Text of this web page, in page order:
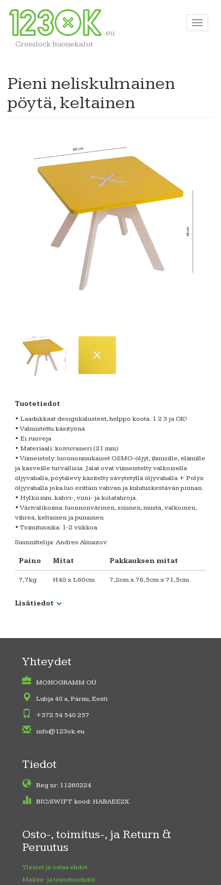
Crosslock huonekalut
Pieni neliskulmainen
pöytä, keltainen
Tuotetiedot
• Laadukkaat designkalusteet, helppo koota. 1 2 3 ja OK!
• Valmistettu käsityönä
• Ei ruuveja
• Materiaali: koivuvaneri (21 mm)
• Viimeistely: luonnonmukaiset OSMO-öljyt, ihmisille, elämille
ja kasveille turvallisia. Jalat ovat viimeistelty valkoisella
öljyvahalla, pöytälevy käsitelty sävytetyllä öljyvahalla + Polyx
öljyvahalla joka luo erittäin vahvan ja kulutuskestävän pinnan.
• Hylkii mm. kahvi-, viini- ja kolatahroja.
• Värivalikoima: luonnonvärinen, sininen, musta, valkoinen,
vihreä, keltainen ja punainen
• Toimitusaika: 1-2 viikkoa
Suunnittelija: Andres Almazov
Paino Mitat Pakkauksen mitat
7,7kg H48 x L60cm 7,2cm x 76,5cm x 71,5cm
Lisätiedot
Yhteydet
MONOGRAMM OÜ
Lubja 48 a, Pärnu, Eesti
+372 54 540 257
info@123ok.eu
Tiedot
Reg nr: 11260224
BIC/SWIFT kood: HABAEE2X
Osto-, toimitus-, ja Return &
Peruutus
Yleiset ja ostaa ehdot
Maksu- ja toimitusehdot